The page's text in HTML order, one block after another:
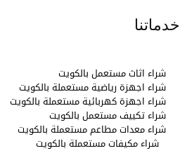
خدماتنا
شراء اثاث مستعمل بالكويت
شراء اجهزة رياضية مستعملة بالكويت
شراء اجهزة كهربائية مستعملة بالكويت
شراء تكييف مستعمل بالكويت
شراء معدات مطاعم مستعملة بالكويت
شراء مكيفات مستعملة بالكويت